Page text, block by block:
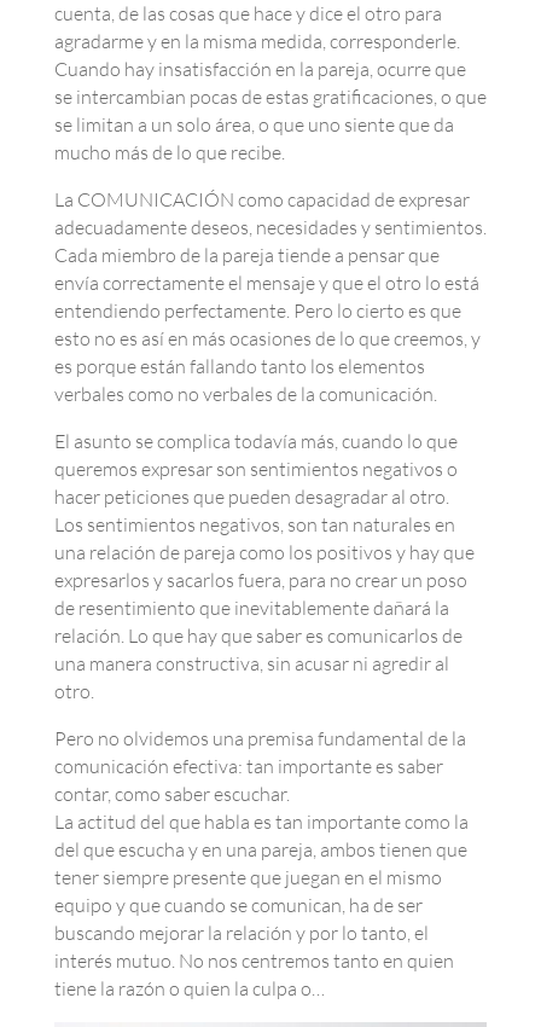
cuenta, de las cosas que hace y dice el otro para
agradarme y en la misma medida, corresponderle.
Cuando hay insatisfacción en la pareja, ocurre que
se intercambian pocas de estas gratificaciones, o que
se limitan a un solo área, o que uno siente que da
mucho más de lo que recibe.
La COMUNICACIÓN como capacidad de expresar
adecuadamente deseos, necesidades y sentimientos.
Cada miembro de la pareja tiende a pensar que
envía correctamente el mensaje y que el otro lo está
entendiendo perfectamente. Pero lo cierto es que
esto no es así en más ocasiones de lo que creemos, y
es porque están fallando tanto los elementos
verbales como no verbales de la comunicación.
El asunto se complica todavía más, cuando lo que
queremos expresar son sentimientos negativos o
hacer peticiones que pueden desagradar al otro.
Los sentimientos negativos, son tan naturales en
una relación de pareja como los positivos y hay que
expresarlos y sacarlos fuera, para no crear un poso
de resentimiento que inevitablemente dañará la
relación. Lo que hay que saber es comunicarlos de
una manera constructiva, sin acusar ni agredir al
otro.
Pero no olvidemos una premisa fundamental de la
comunicación efectiva: tan importante es saber
contar, como saber escuchar.
La actitud del que habla es tan importante como la
del que escucha y en una pareja, ambos tienen que
tener siempre presente que juegan en el mismo
equipo y que cuando se comunican, ha de ser
buscando mejorar la relación y por lo tanto, el
interés mutuo. No nos centremos tanto en quien
tiene la razón o quien la culpa o…